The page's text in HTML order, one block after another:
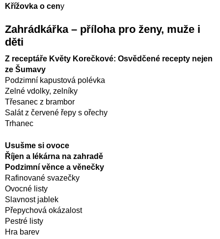
Křížovka o ceny
Zahrádkářka – příloha pro ženy, muže i
děti
Z receptáře Květy Korečkové: Osvědčené recepty nejen
ze Šumavy
Podzimní kapustová polévka
Zelné vdolky, zelníky
Třesanec z brambor
Salát z červené řepy s ořechy
Trhanec
Usušme si ovoce
Říjen a lékárna na zahradě
Podzimní věnce a věnečky
Rafinované svazečky
Ovocné listy
Slavnost jablek
Přepychová okázalost
Pestré listy
Hra barev